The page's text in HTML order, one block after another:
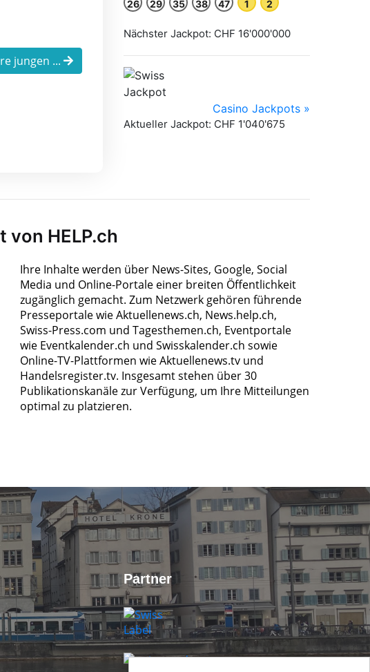
jungen ...
von HELP.ch
Ihre Inhalte werden über News-Sites, Google, Social
Media und Online-Portale einer breiten Öffentlichkeit
zugänglich gemacht. Zum Netzwerk gehören führende
Presseportale wie Aktuellenews.ch, News.help.ch,
Swiss-Press.com und Tagesthemen.ch, Eventportale
wie Eventkalender.ch und Swisskalender.ch sowie
Online-TV-Plattformen wie Aktuellenews.tv und
Handelsregister.tv. Insgesamt stehen über 30
Publikationskanäle zur Verfügung, um Ihre Mitteilungen
optimal zu platzieren.
Partner